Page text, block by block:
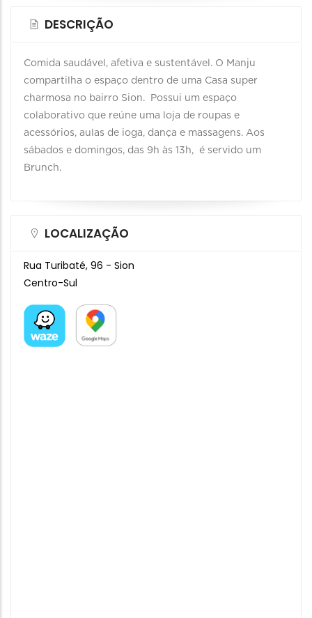
DESCRIÇÃO
Comida saudável, afetiva e sustentável. O Manju
compartilha o espaço dentro de uma Casa super
charmosa no bairro Sion. Possui um espaço
colaborativo que reúne uma loja de roupas e
acessórios, aulas de ioga, dança e massagens. Aos
sábados e domingos, das 9h às 13h, é servido um
Brunch.
LOCALIZAÇÃO
Rua Turibaté, 96 - Sion
Centro-Sul